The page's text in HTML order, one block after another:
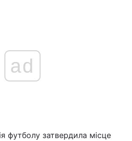
ad
футболу затвердила місце